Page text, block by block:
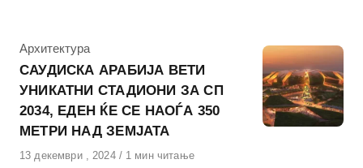
КАтегорија
Архитектура
САУДИСКА АРАБИЈА ВЕТИ
УНИКАТНИ СТАДИОНИ ЗА СП
2034, ЕДЕН ЌЕ СЕ НАОЃА 350
МЕТРИ НАД ЗЕМЈАТА
Објавено
13 декември , 2024 1 мин читање